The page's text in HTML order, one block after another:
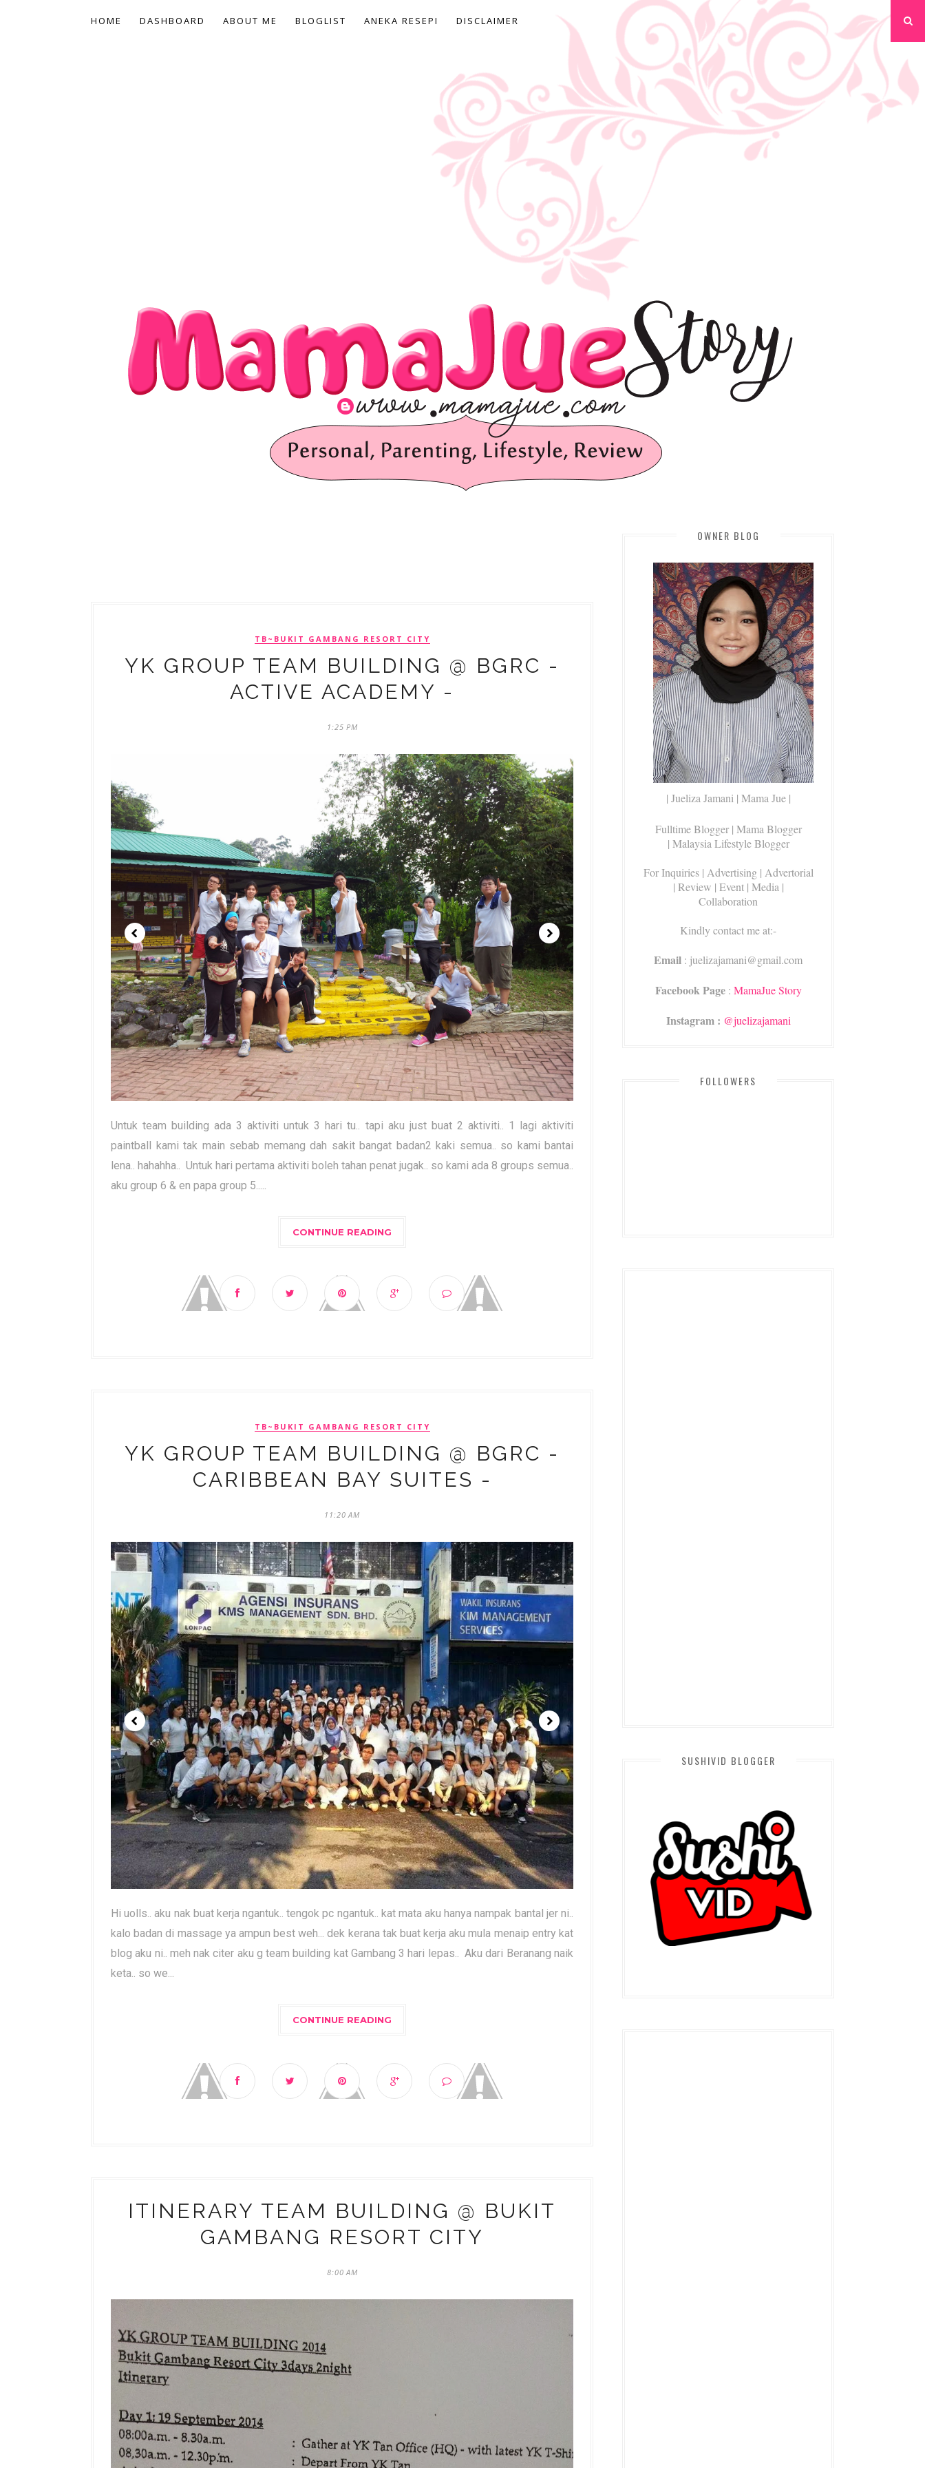
HOME DASHBOARD ABOUT ME BLOGLIST ANEKA RESEPI DISCLAIMER
TB~BUKIT GAMBANG RESORT CITY
YK GROUP TEAM BUILDING @ BGRC -
ACTIVE ACADEMY -
1:25 PM
Untuk team building ada 3 aktiviti untuk 3 hari tu.. tapi aku just buat 2 aktiviti.. 1 lagi aktiviti
paintball kami tak main sebab memang dah sakit bangat badan2 kaki semua.. so kami bantai
lena.. hahahha.. Untuk hari pertama aktiviti boleh tahan penat jugak.. so kami ada 8 groups semua..
aku group 6 & en papa group 5.....
CONTINUE READING
TB~BUKIT GAMBANG RESORT CITY
YK GROUP TEAM BUILDING @ BGRC -
CARIBBEAN BAY SUITES -
11:20 AM
Hi uolls.. aku nak buat kerja ngantuk.. tengok pc ngantuk.. kat mata aku hanya nampak bantal jer ni..
kalo badan di massage ya ampun best weh... dek kerana tak buat kerja aku mula menaip entry kat
blog aku ni.. meh nak citer aku g team building kat Gambang 3 hari lepas.. Aku dari Beranang naik
keta.. so we...
CONTINUE READING
ITINERARY TEAM BUILDING @ BUKIT
GAMBANG RESORT CITY
8:00 AM
OWNER BLOG
| Jueliza Jamani | Mama Jue |
Fulltime Blogger | Mama Blogger
| Malaysia Lifestyle Blogger
For Inquiries | Advertising | Advertorial
| Review | Event | Media |
Collaboration
Kindly contact me at:-
Email : juelizajamani@gmail.com
Facebook Page: MamaJue Story
Instagram : @juelizajamani
FOLLOWERS
SUSHIVID BLOGGER